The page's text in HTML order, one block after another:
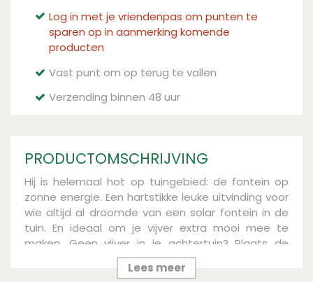
Log in met je vriendenpas om punten te
sparen op in aanmerking komende
producten
Vast punt om op terug te vallen
Verzending binnen 48 uur
PRODUCTOMSCHRIJVING
Hij is helemaal hot op tuingebied: de fontein op
zonne energie. Een hartstikke leuke uitvinding voor
wie altijd al droomde van een solar fontein in de
tuin. En ideaal om je vijver extra mooi mee te
maken. Geen vijver in je achtertuin? Plaats de
zonne-fontein dan in een mooie zinken teil met
water, of in een brocante houten ton, of in een
Lees meer